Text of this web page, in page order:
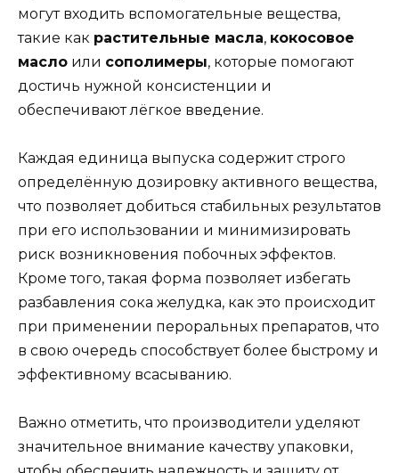
могут входить вспомогательные вещества,
такие как растительные масла, кокосовое
масло или сополимеры, которые помогают
достичь нужной консистенции и
обеспечивают лёгкое введение.
Каждая единица выпуска содержит строго
определённую дозировку активного вещества,
что позволяет добиться стабильных результатов
при его использовании и минимизировать
риск возникновения побочных эффектов.
Кроме того, такая форма позволяет избегать
разбавления сока желудка, как это происходит
при применении пероральных препаратов, что
в свою очередь способствует более быстрому и
эффективному всасыванию.
Важно отметить, что производители уделяют
значительное внимание качеству упаковки,